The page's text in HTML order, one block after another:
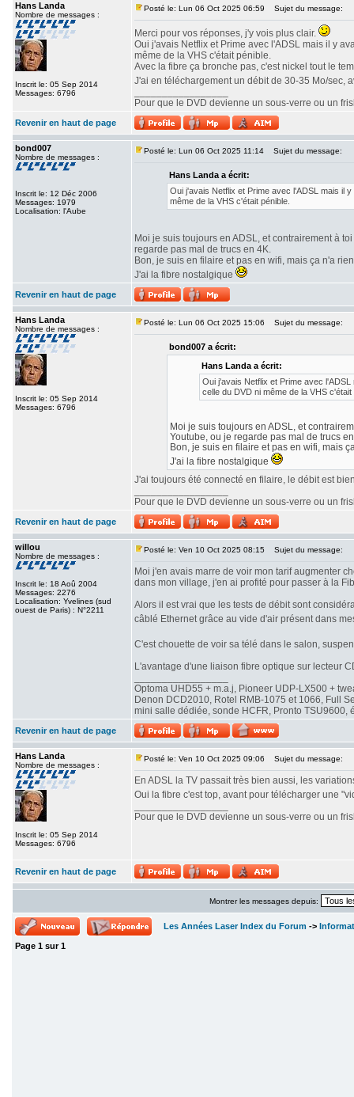
Hans Landa
Nombre de messages :
Inscrit le: 05 Sep 2014
Messages: 6796
Posté le: Lun 06 Oct 2025 06:59 Sujet du message:
Merci pour vos réponses, j'y vois plus clair.
Oui j'avais Netflix et Prime avec l'ADSL mais il y
même de la VHS c'était pénible.
Avec la fibre ça bronche pas, c'est nickel tout le
J'ai en téléchargement un débit de 30-35 Mo/sec,
Pour que le DVD devienne un sous-verre ou un
Revenir en haut de page
bond007
Nombre de messages :
Inscrit le: 12 Déc 2006
Messages: 1979
Localisation: l'Aube
Posté le: Lun 06 Oct 2025 11:14 Sujet du message:
Hans Landa a écrit:
Oui j'avais Netflix et Prime avec l'ADSL mais il
même de la VHS c'était pénible.
Moi je suis toujours en ADSL, et contrairement à
regarde pas mal de trucs en 4K.
Bon, je suis en filaire et pas en wifi, mais ça n'a
J'ai la fibre nostalgique
Revenir en haut de page
Hans Landa
Nombre de messages :
Inscrit le: 05 Sep 2014
Messages: 6796
Posté le: Lun 06 Oct 2025 15:06 Sujet du message:
bond007 a écrit:
Hans Landa a écrit:
Oui j'avais Netflix et Prime avec
celle du DVD ni même de la VHS c'était
Moi je suis toujours en ADSL, et
Youtube, ou je regarde pas mal de trucs
Bon, je suis en filaire et pas en wifi, mais
J'ai la fibre nostalgique
J'ai toujours été connecté en filaire, le débit est
Pour que le DVD devienne un sous-verre ou un
Revenir en haut de page
willou
Nombre de messages :
Inscrit le: 18 Aoû 2004
Messages: 2276
Localisation: Yvelines (sud
ouest de Paris) : N°2211
Posté le: Ven 10 Oct 2025 08:15 Sujet du message:
Moi j'en avais marre de voir mon tarif augmenter
dans mon village, j'en ai profité pour passer à la
Alors il est vrai que les tests de débit sont
câblé Ethernet grâce au vide d'air présent dans
C'est chouette de voir sa télé dans le salon,
L'avantage d'une liaison fibre optique sur lecteur
Optoma UHD55 + m.a.j, Pioneer UDP-LX500 +
Denon DCD2010, Rotel RMB-1075 et 1066, Full
mini salle dédiée, sonde HCFR, Pronto TSU9600,
Revenir en haut de page
Hans Landa
Nombre de messages :
Inscrit le: 05 Sep 2014
Messages: 6796
Posté le: Ven 10 Oct 2025 09:06 Sujet du message:
En ADSL la TV passait très bien aussi, les
Oui la fibre c'est top, avant pour télécharger une
Pour que le DVD devienne un sous-verre ou un
Revenir en haut de page
Montrer les messages depuis:
Les Années Laser Index du Forum ->
Page 1 sur1